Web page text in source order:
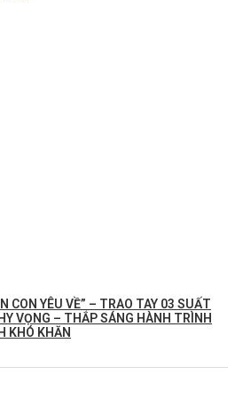
CON YÊU VỀ” – TRAO TAY 03 SUẤT
VỌNG – THẮP SÁNG HÀNH TRÌNH
KHÓ KHĂN